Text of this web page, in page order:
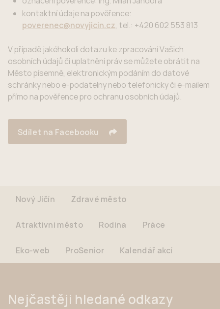
kontaktní údaje na pověřence:
poverenec@novyjicin.cz, tel.: +420 602 553 813
V případě jakéhokoli dotazu ke zpracování Vašich
osobních údajů či uplatnění práv se můžete obrátit na
Město písemně, elektronickým podáním do datové
schránky nebo e‑podatelny nebo telefonicky či e-mailem
přímo na pověřence pro ochranu osobních údajů.
Sdílet na Facebooku
Nový Jičín Zdravé město
Atraktivní město Rodina Práce
Eko-web ProSenior Kalendář akcí
Nejčastěji hledané odkazy